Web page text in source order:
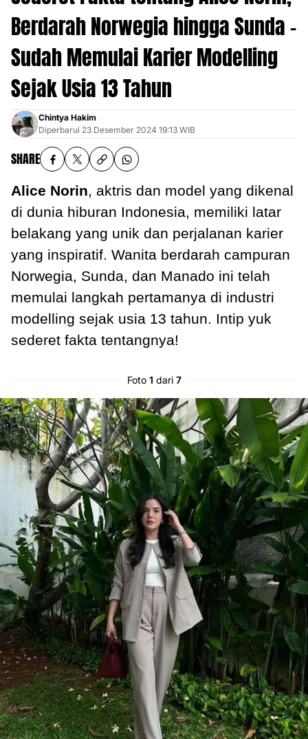
Berdarah Norwegia hingga Sunda -
Sudah Memulai Karier Modelling
Sejak Usia 13 Tahun
Chintya Hakim
Diperbarui 23 Desember 2024 19:13 WIB
SHARE
Alice Norin, aktris dan model yang dikenal
di dunia hiburan Indonesia, memiliki latar
belakang yang unik dan perjalanan karier
yang inspiratif. Wanita berdarah campuran
Norwegia, Sunda, dan Manado ini telah
memulai langkah pertamanya di industri
modelling sejak usia 13 tahun. Intip yuk
sederet fakta tentangnya!
Foto 1 dari 7